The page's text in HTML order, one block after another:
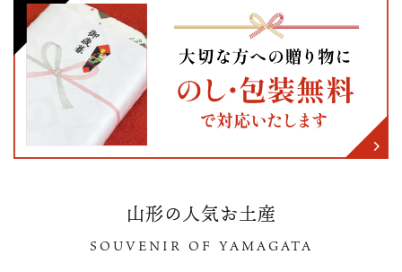
山形の人気お土産
SOUVENIR OF YAMAGATA